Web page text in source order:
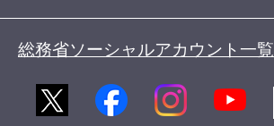
総務省ソーシャルアカウント一覧